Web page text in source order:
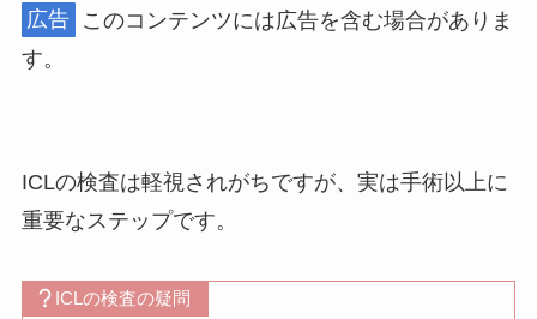
広告 このコンテンツには広告を含む場合がありま
す。
ICLの検査は軽視されがちですが、実は手術以上に
重要なステップです。
ICLの検査の疑問